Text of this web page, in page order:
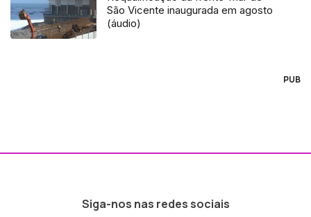
São Vicente inaugurada em agosto
(áudio)
PUB
Siga-nos nas redes sociais